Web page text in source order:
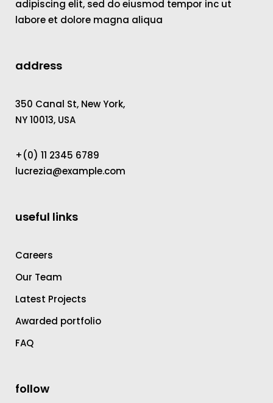
adipiscing elit, sed do eiusmod tempor inc ut
labore et dolore magna aliqua
address
350 Canal St, New York,
NY 10013, USA
+(0) 11 2345 6789
lucrezia@example.com
useful links
Careers
Our Team
Latest Projects
Awarded portfolio
FAQ
follow